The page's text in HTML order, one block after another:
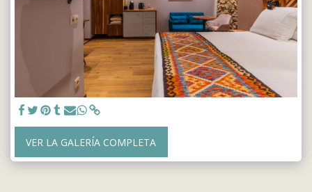
VER LA GALERÍA COMPLETA